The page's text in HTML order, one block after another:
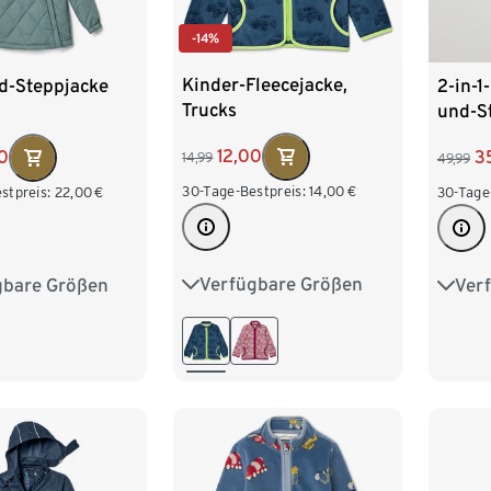
Steppjacke
22,00€
Größen
74/80 86/92
-14%
Kinder-Fleecejacke,
Trucks
14,99 12,00
30-Tage-Bestpreis: 14,00 €
Verfügbare Größen
74/80 86/92
98/104
2-in-
und-
49,99
30-
122/